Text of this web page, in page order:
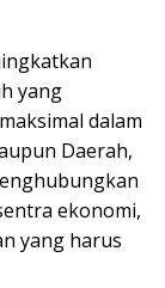
yang
dalam
Daerah,
ekonomi,
yang harus